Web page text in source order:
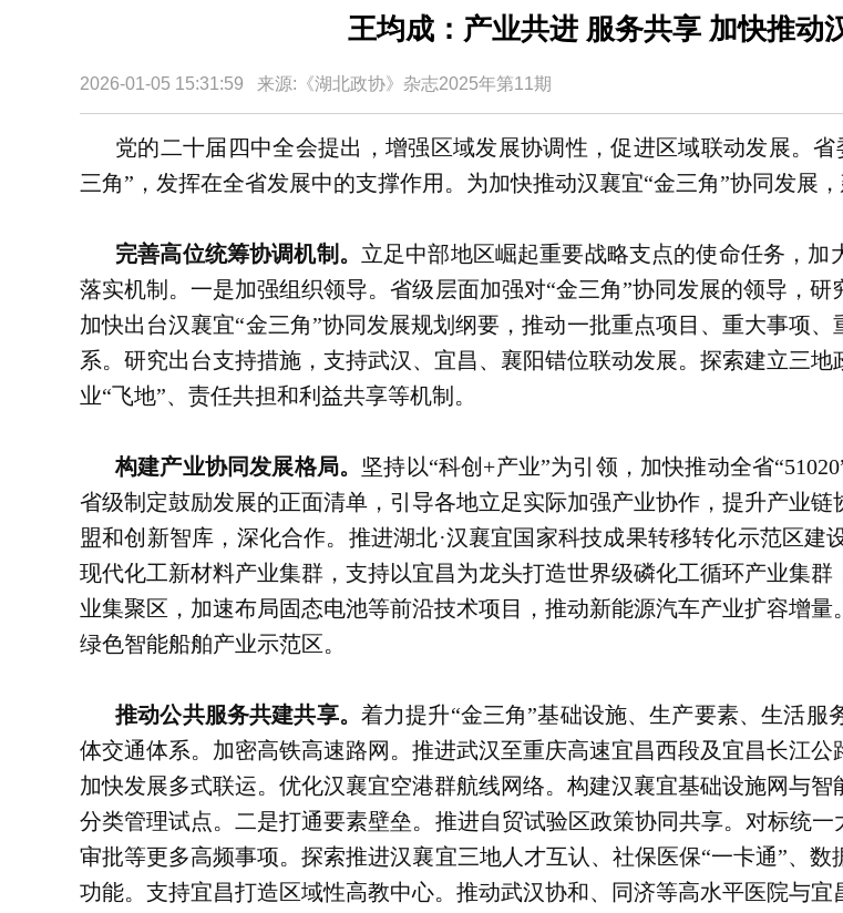
王均成：产业共进 服务共享 加快推动
2026-01-05 15:31:59 来源:《湖北政协》杂志2025年第11期
党的二十届四中全会提出，增强区域发展协调性，促进区域联动发展。
三角”，发挥在全省发展中的支撑作用。为加快推动汉襄宜“金三角”协同发展，
完善高位统筹协调机制。 立足中部地区崛起重要战略支点的使命任务，
落实机制。一是加强组织领导。省级层面加强对“金三角”协同发展的领导，
加快出台汉襄宜“金三角”协同发展规划纲要，推动一批重点项目、重大事项
系。研究出台支持措施，支持武汉、宜昌、襄阳错位联动发展。探索建立三
业“飞地”、责任共担和利益共享等机制。
构建产业协同发展格局。 坚持以“科创+产业”为引领，加快推动全省
省级制定鼓励发展的正面清单，引导各地立足实际加强产业协作，提升产业
盟和创新智库，深化合作。推进湖北·汉襄宜国家科技成果转移转化示范区
现代化工新材料产业集群，支持以宜昌为龙头打造世界级磷化工循环产业集
业集聚区，加速布局固态电池等前沿技术项目，推动新能源汽车产业扩容增
绿色智能船舶产业示范区。
推动公共服务共建共享。 着力提升“金三角”基础设施、生产要素、生活
体交通体系。加密高铁高速路网。推进武汉至重庆高速宜昌西段及宜昌长江
加快发展多式联运。优化汉襄宜空港群航线网络。构建汉襄宜基础设施网与
分类管理试点。二是打通要素壁垒。推进自贸试验区政策协同共享。对标统
审批等更多高频事项。探索推进汉襄宜三地人才互认、社保医保“一卡通”、
功能。支持宜昌打造区域性高教中心。推动武汉协和、同济等高水平医院与